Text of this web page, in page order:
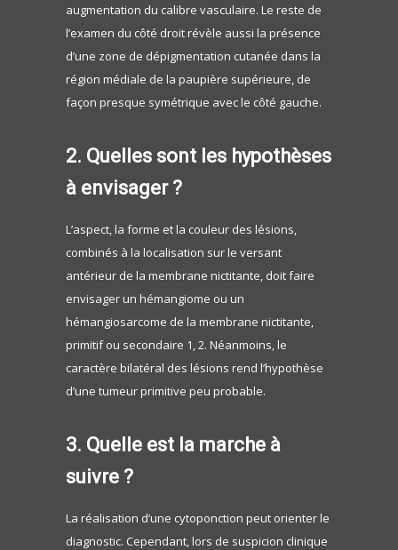
augmentation du calibre vasculaire. Le reste de
l’examen du côté droit révèle aussi la présence
d’une zone de dépigmentation cutanée dans la
région médiale de la paupière supérieure, de
façon presque symétrique avec le côté gauche.
2. Quelles sont les hypothèses
à envisager ?
L’aspect, la forme et la couleur des lésions,
combinés à la localisation sur le versant
antérieur de la membrane nictitante, doit faire
envisager un hémangiome ou un
hémangiosarcome de la membrane nictitante,
primitif ou secondaire 1, 2. Néanmoins, le
caractère bilatéral des lésions rend l’hypothèse
d’une tumeur primitive peu probable.
3. Quelle est la marche à
suivre ?
La réalisation d’une cytoponction peut orienter le
diagnostic. Cependant, lors de suspicion clinique